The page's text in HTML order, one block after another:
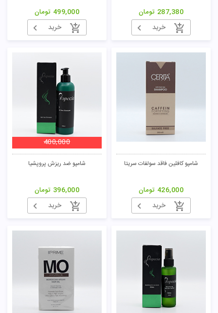
287,380 تومان
خرید
499,000 تومان
خرید
شامپو کافئین فاقد سولفات سریتا
426,000 تومان
خرید
شامپو ضد ریزش پروپشیا
400,000
396,000 تومان
خرید